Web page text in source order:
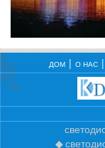
ДОМ О НАС